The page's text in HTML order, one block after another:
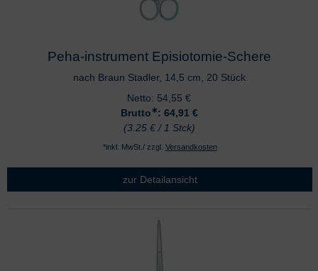
Peha-instrument Episiotomie-Schere
nach Braun Stadler, 14,5 cm, 20 Stück
Netto: 54,55 €
Brutto∗: 64,91 €
(3.25 € / 1 Stck)
*inkl. MwSt./ zzgl. Versandkosten
zur Detailansicht